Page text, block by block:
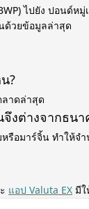
ไปยัง ปอนด์ห
ด้วยข้อมูลล่าสุด
?
ลาดล่าสุด
งต่างจากธนา
รือมาร์จิ้น ทำให้จ
แอป Valuta EX มีใ